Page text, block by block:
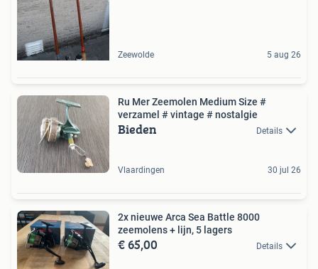
Zeewolde 5 aug 26
Ru Mer Zeemolen Medium Size #
verzamel # vintage # nostalgie
Bieden Details
Vlaardingen 30 jul 26
2x nieuwe Arca Sea Battle 8000
zeemolens + lijn, 5 lagers
€ 65,00 Details